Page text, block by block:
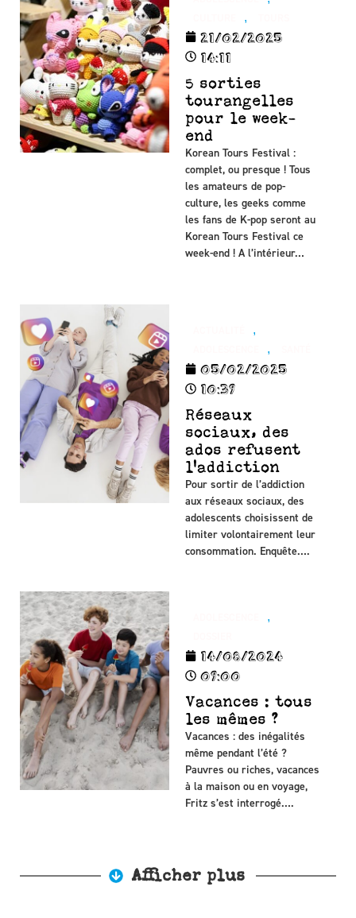
,
21/02/2025
14:11
5 sorties
tourangelles
pour le week-
end
Korean Tours Festival :
complet, ou presque ! Tous
les amateurs de pop-
culture, les geeks comme
les fans de K-pop seront au
Korean Tours Festival ce
week-end ! A l’intérieur…
,
,
05/02/2025
10:39
Réseaux
sociaux, des
ados refusent
l'addiction
Pour sortir de l’addiction
aux réseaux sociaux, des
adolescents choisissent de
limiter volontairement leur
consommation. Enquête….
,
14/08/2024
09:00
Vacances : tous
les mêmes ?
Vacances : des inégalités
même pendant l’été ?
Pauvres ou riches, vacances
à la maison ou en voyage,
Fritz s’est interrogé….
Afficher plus